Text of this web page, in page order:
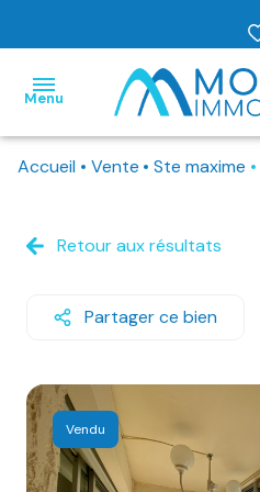
Menu
louer
location
l'année
location
saisonnière
j'ai
vendre
espace
clients
syndic
vente
Accueil Vente Ste maxime
Retour aux résultats
Partager ce bien
Vendu